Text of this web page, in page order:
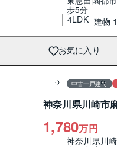
歩5分
4LDK 建物
お気に入り
中古一戸建て
神奈川県川崎市
1,780万円
神奈川県川